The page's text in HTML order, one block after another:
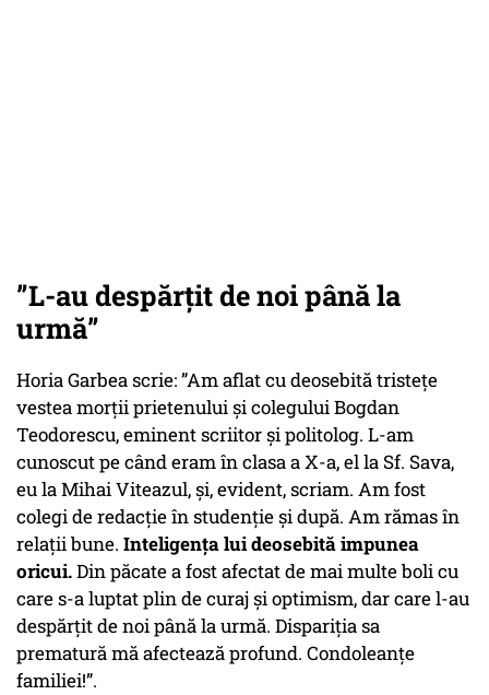
”L-au despărțit de noi până la
urmă”
Horia Garbea scrie: ”Am aflat cu deosebită tristețe
vestea morții prietenului și colegului Bogdan
Teodorescu, eminent scriitor și politolog. L-am
cunoscut pe când eram în clasa a X-a, el la Sf. Sava,
eu la Mihai Viteazul, și, evident, scriam. Am fost
colegi de redacție în studenție și după. Am rămas în
relații bune. Inteligența lui deosebită impunea
oricui.Din păcate a fost afectat de mai multe boli cu
care s-a luptat plin de curaj și optimism, dar care l-au
despărțit de noi până la urmă. Dispariția sa
prematură mă afectează profund. Condoleanțe
familiei!”.